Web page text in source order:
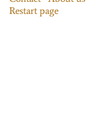
Restart page